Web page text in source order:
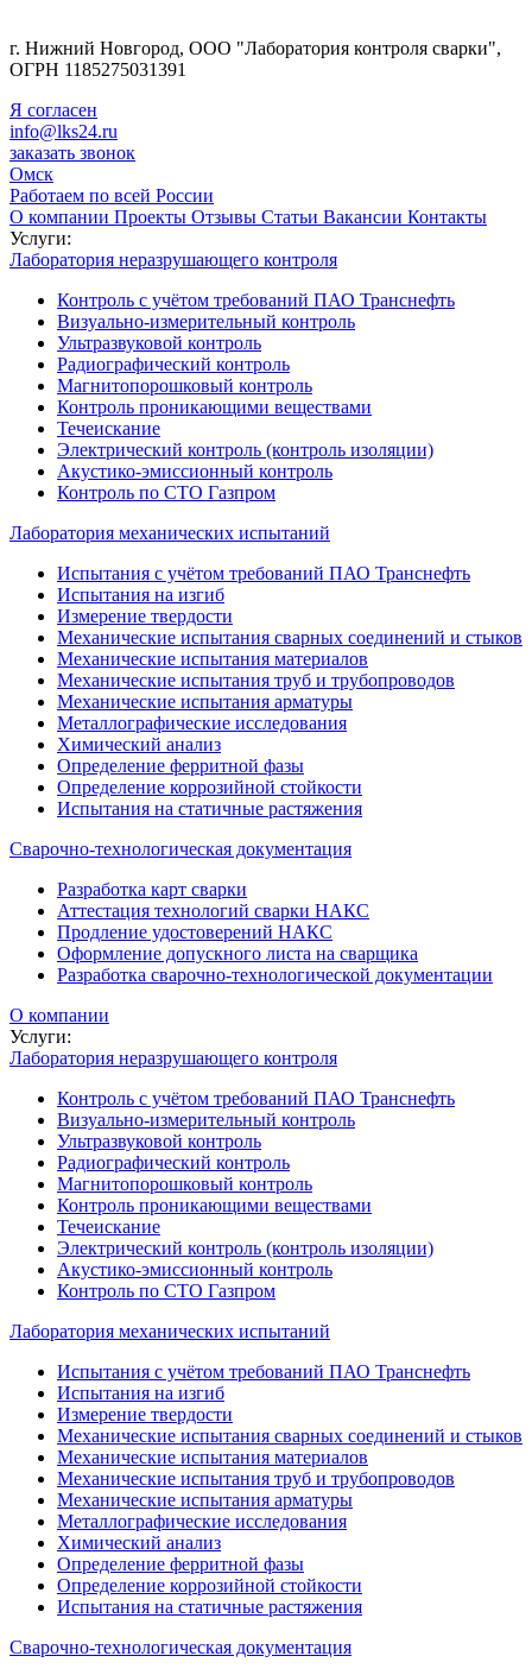
г. Нижний Новгород, ООО "Лаборатория контроля сварки",
ОГРН 1185275031391
Я согласен
info@lks24.ru
заказать звонок
Омск
Работаем по всей России
О компании Проекты Отзывы Статьи Вакансии Контакты
Услуги:
Лаборатория неразрушающего контроля
Контроль с учётом требований ПАО Транснефть
Визуально-измерительный контроль
Ультразвуковой контроль
Радиографический контроль
Магнитопорошковый контроль
Контроль проникающими веществами
Течеискание
Электрический контроль (контроль изоляции)
Акустико-эмиссионный контроль
Контроль по СТО Газпром
Лаборатория механических испытаний
Испытания с учётом требований ПАО Транснефть
Испытания на изгиб
Измерение твердости
Механические испытания сварных соединений и стыков
Механические испытания материалов
Механические испытания труб и трубопроводов
Механические испытания арматуры
Металлографические исследования
Химический анализ
Определение ферритной фазы
Определение коррозийной стойкости
Испытания на статичные растяжения
Сварочно-технологическая документация
Разработка карт сварки
Аттестация технологий сварки НАКС
Продление удостоверений НАКС
Оформление допускного листа на сварщика
Разработка сварочно-технологической документации
О компании
Услуги:
Лаборатория неразрушающего контроля
Контроль с учётом требований ПАО Транснефть
Визуально-измерительный контроль
Ультразвуковой контроль
Радиографический контроль
Магнитопорошковый контроль
Контроль проникающими веществами
Течеискание
Электрический контроль (контроль изоляции)
Акустико-эмиссионный контроль
Контроль по СТО Газпром
Лаборатория механических испытаний
Испытания с учётом требований ПАО Транснефть
Испытания на изгиб
Измерение твердости
Механические испытания сварных соединений и стыков
Механические испытания материалов
Механические испытания труб и трубопроводов
Механические испытания арматуры
Металлографические исследования
Химический анализ
Определение ферритной фазы
Определение коррозийной стойкости
Испытания на статичные растяжения
Сварочно-технологическая документация